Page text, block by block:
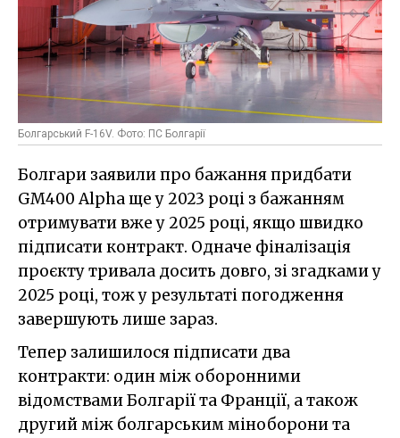
Болгарський F-16V. Фото: ПС Болгарії
Болгари заявили про бажання придбати
GM400 Alpha ще у 2023 році з бажанням
отримувати вже у 2025 році, якщо швидко
підписати контракт. Одначе фіналізація
проєкту тривала досить довго, зі згадками у
2025 році, тож у результаті погодження
завершують лише зараз.
Тепер залишилося підписати два
контракти: один між оборонними
відомствами Болгарії та Франції, а також
другий між болгарським міноборони та